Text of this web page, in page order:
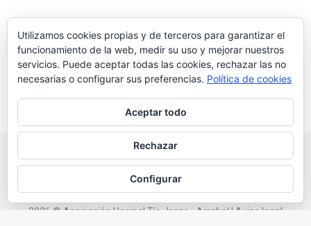
← 1 … 3 4 5 6 7 …
9
→
2026 © Asociación Vecinal Tío Jorge - Arrabal |Aviso legal
Utilizamos cookies propias y de terceros para garantizar el
funcionamiento de la web, medir su uso y mejorar nuestros
servicios. Puede aceptar todas las cookies, rechazar las no
necesarias o configurar sus preferencias. Política de cookies
Aceptar todo
Rechazar
Configurar